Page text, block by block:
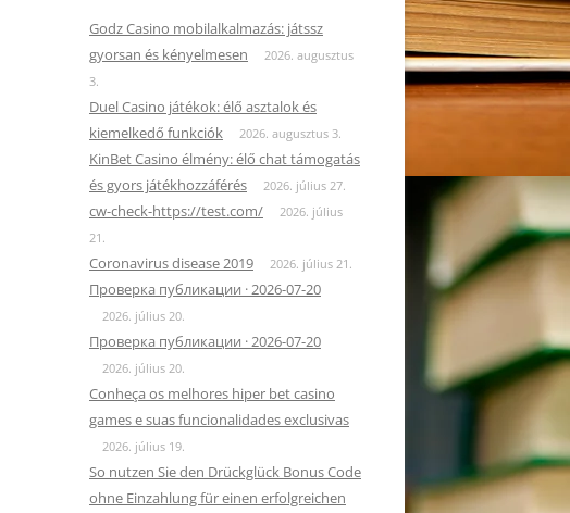
Godz Casino mobilalkalmazás: játssz
gyorsan és kényelmesen
2026. augusztus
3.
Duel Casino játékok: élő asztalok és
kiemelkedő funkciók
2026. augusztus 3.
KinBet Casino élmény: élő chat támogatás
és gyors játékhozzáférés
2026. július 27.
cw-check-https://test.com/
2026. július
21.
Coronavirus disease 2019 2026. július 21.
Проверка публикации · 2026-07-20
2026. július 20.
Проверка публикации · 2026-07-20
2026. július 20.
Conheça os melhores hiper bet casino
games e suas funcionalidades exclusivas
2026. július 19.
So nutzen Sie den Drückglück Bonus Code
ohne Einzahlung für einen erfolgreichen